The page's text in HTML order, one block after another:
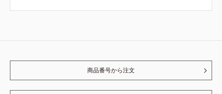
商品番号から注文